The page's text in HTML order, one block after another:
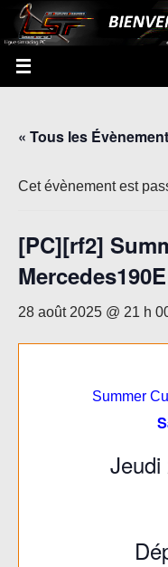
« Tous les
Cet évènement est
[PC][rf2]
28 août 2025 @ 21 h
Summer
Jeudi